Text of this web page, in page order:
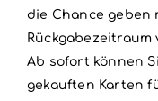
die Chance geben
Rückgabezeitraum
Ab sofort können
gekauften Karten